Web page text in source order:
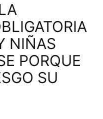
NIÑAS
PORQUE
SU